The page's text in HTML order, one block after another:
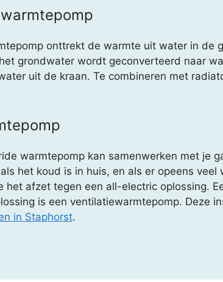
onttrekt de warmte uit water in de
grondwater wordt geconverteerd naar
uit de kraan. Te combineren met
warmtepomp kan samenwerken met je
het koud is in huis, en als er opeens
het afzet tegen een all-electric oplossing.
is een ventilatiewarmtepomp. Deze
in Staphorst.